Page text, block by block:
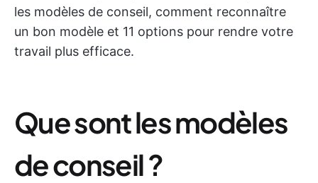
les modèles de conseil, comment reconnaître
un bon modèle et 11 options pour rendre votre
travail plus efficace.
Que sont les modèles
de conseil ?